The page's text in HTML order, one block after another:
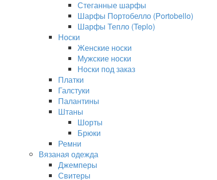
Стеганные шарфы
Шарфы Портобелло (Portobello)
Шарфы Тепло (Teplo)
Носки
Женские носки
Мужские носки
Носки под заказ
Платки
Галстуки
Палантины
Штаны
Шорты
Брюки
Ремни
Вязаная одежда
Джемперы
Свитеры